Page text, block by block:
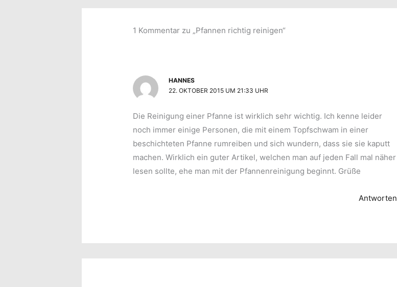
1 Kommentar zu „Pfannen richtig reinigen“
HANNES
22. OKTOBER 2015 UM 21:33 UHR
Die Reinigung einer Pfanne ist wirklich sehr wichtig. Ich kenne leider
noch immer einige Personen, die mit einem Topfschwam in einer
beschichteten Pfanne rumreiben und sich wundern, dass sie sie kaputt
machen. Wirklich ein guter Artikel, welchen man auf jeden Fall mal näher
lesen sollte, ehe man mit der Pfannenreinigung beginnt. Grüße
Antworten